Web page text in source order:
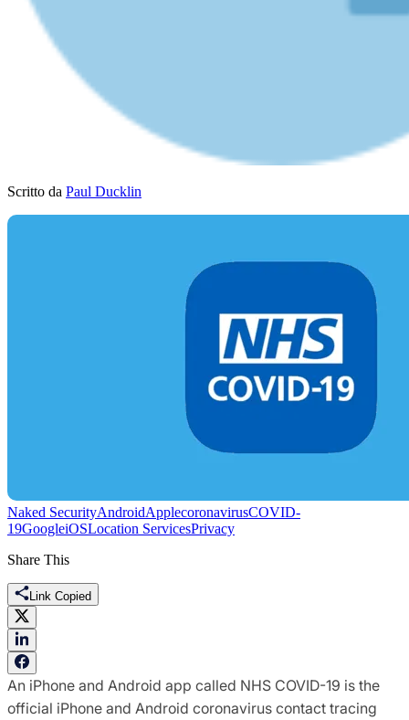
Scritto da Paul Ducklin
Naked SecurityAndroidApplecoronavirusCOVID-
19GoogleiOSLocation ServicesPrivacy
Share This
Link Copied
An iPhone and Android app called NHS COVID-19 is the
official iPhone and Android coronavirus contact tracing